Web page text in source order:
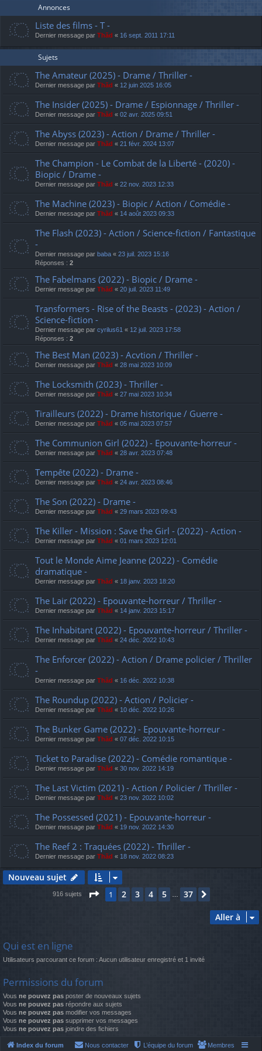
Annonces
Liste des films - T -
Dernier message par Thãd « 16 sept. 2011 17:11
Sujets
The Amateur (2025) - Drame / Thriller -
Dernier message par Thãd « 12 juin 2025 16:05
The Insider (2025) - Drame / Espionnage / Thriller -
Dernier message par Thãd « 02 avr. 2025 09:51
The Abyss (2023) - Action / Drame / Thriller -
Dernier message par Thãd « 21 févr. 2024 13:07
The Champion - Le Combat de la Liberté - (2020) -
Biopic / Drame -
Dernier message par Thãd « 22 nov. 2023 12:33
The Machine (2023) - Biopic / Action / Comédie -
Dernier message par Thãd « 14 août 2023 09:33
The Flash (2023) - Action / Science-fiction / Fantastique
-
Dernier message par baba « 23 juil. 2023 15:16
Réponses : 2
The Fabelmans (2022) - Biopic / Drame -
Dernier message par Thãd « 20 juil. 2023 11:49
Transformers - Rise of the Beasts - (2023) - Action /
Science-fiction -
Dernier message par cyrilus61 « 12 juil. 2023 17:58
Réponses : 2
The Best Man (2023) - Acvtion / Thriller -
Dernier message par Thãd « 28 mai 2023 10:09
The Locksmith (2023) - Thriller -
Dernier message par Thãd « 27 mai 2023 10:34
Tirailleurs (2022) - Drame historique / Guerre -
Dernier message par Thãd « 05 mai 2023 07:57
The Communion Girl (2022) - Epouvante-horreur -
Dernier message par Thãd « 28 avr. 2023 07:48
Tempête (2022) - Drame -
Dernier message par Thãd « 24 avr. 2023 08:46
The Son (2022) - Drame -
Dernier message par Thãd « 29 mars 2023 09:43
The Killer - Mission : Save the Girl - (2022) - Action -
Dernier message par Thãd « 01 mars 2023 12:01
Tout le Monde Aime Jeanne (2022) - Comédie
dramatique -
Dernier message par Thãd « 18 janv. 2023 18:20
The Lair (2022) - Epouvante-horreur / Thriller -
Dernier message par Thãd « 14 janv. 2023 15:17
The Inhabitant (2022) - Epouvante-horreur / Thriller -
Dernier message par Thãd « 24 déc. 2022 10:43
The Enforcer (2022) - Action / Drame policier / Thriller
-
Dernier message par Thãd « 16 déc. 2022 10:38
The Roundup (2022) - Action / Policier -
Dernier message par Thãd « 10 déc. 2022 10:26
The Bunker Game (2022) - Epouvante-horreur -
Dernier message par Thãd « 07 déc. 2022 10:15
Ticket to Paradise (2022) - Comédie romantique -
Dernier message par Thãd « 30 nov. 2022 14:19
The Last Victim (2021) - Action / Policier / Thriller -
Dernier message par Thãd « 23 nov. 2022 10:02
The Possessed (2021) - Epouvante-horreur -
Dernier message par Thãd « 19 nov. 2022 14:30
The Reef 2 : Traquées (2022) - Thriller -
Dernier message par Thãd « 18 nov. 2022 08:23
Nouveau sujet
916 sujets Page 1sur 37
1 2 3 4 5 37
Aller à
Qui est en ligne
Utilisateurs parcourant ce forum : Aucun utilisateur enregistré et 1 invité
Permissions du forum
Vous ne pouvez pas poster de nouveaux sujets
Vous ne pouvez pas répondre aux sujets
Vous ne pouvez pas modifier vos messages
Vous ne pouvez pas supprimer vos messages
Vous ne pouvez pas joindre des fichiers
Index du forum Membres
L’équipe du forum
Nous contacter